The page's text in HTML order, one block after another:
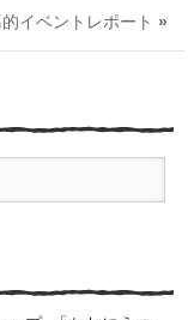
イベントレポート »